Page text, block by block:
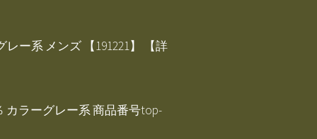
ー系 メンズ 【191221】 【詳
カラーグレー系 商品番号top-